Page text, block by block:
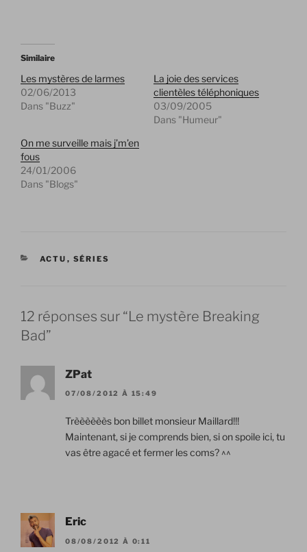
Similaire
Les mystères de larmes
02/06/2013
Dans "Buzz"
La joie des services
clientèles téléphoniques
03/09/2005
Dans "Humeur"
On me surveille mais j’m’en
fous
24/01/2006
Dans "Blogs"
CATÉGORIES
ACTU , SÉRIES
12 réponses sur “Le mystère Breaking
Bad”
ZPat
07/08/2012 À 15:49
Trèèèèèès bon billet monsieur Maillard!!!
Maintenant, si je comprends bien, si on spoile ici, tu
vas être agacé et fermer les coms? ^^
Eric
08/08/2012 À 0:11